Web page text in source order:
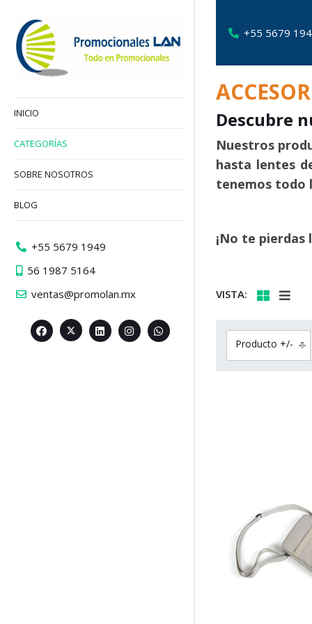
+55 5679
Descubre
Nuestros
hasta lentes
tenemos todo
¡No te
VISTA:
Producto +/-
INICIO
CATEGORÍAS
SOBRE NOSOTROS
BLOG
+55 5679 1949
56 1987 5164
ventas@promolan.mx